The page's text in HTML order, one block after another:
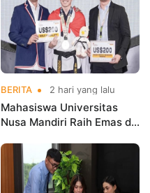
BERITA 2 hari yang lalu
Mahasiswa Universitas
Nusa Mandiri Raih Emas di
Indonesia Open
Championships 2026